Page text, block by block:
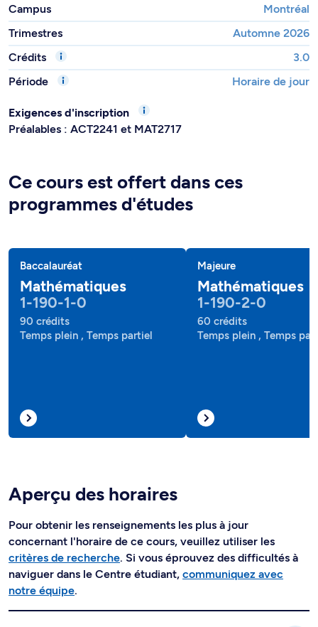
Campus
Montréal
Trimestres
Automne 2026
Crédits
3.0
Période
Horaire de jour
Exigences d'inscription
Préalables : ACT2241 et MAT2717
Ce cours est offert dans ces
programmes d'études
Baccalauréat
Mathématiques
1-190-1-0
90 crédits
Temps plein , Temps partiel
Majeure
Mathématiques
1-190-2-0
60 crédits
Temps plein , Temps
Aperçu des horaires
Pour obtenir les renseignements les plus à jour
concernant l'horaire de ce cours, veuillez utiliser les
critères de recherche. Si vous éprouvez des difficultés à
naviguer dans le Centre étudiant, communiquez avec
notre équipe.